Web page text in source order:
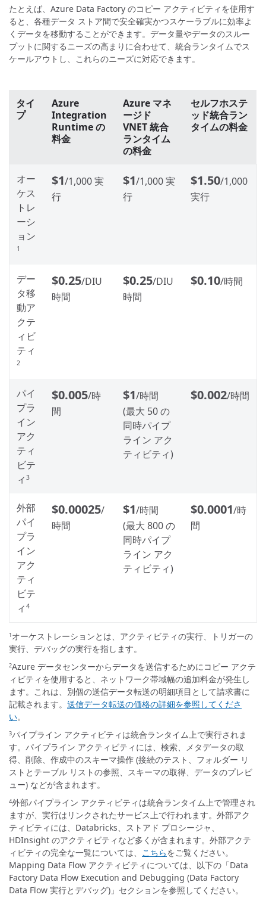
たとえば、Azure Data Factory のコピー アクティビティを使用す
ると、各種データ ストア間で安全確実かつスケーラブルに効率よ
くデータを移動することができます。データ量やデータのスルー
プットに関するニーズの高まりに合わせて、統合ランタイムでス
ケールアウトし、これらのニーズに対応できます。
タイ
プ
Azure
Integration
Runtime の
料金
Azure マネ
ージド
VNET 統合
ランタイム
の料金
セルフホステ
ッド統合ラン
タイムの料金
オー
ケス
トレ
ーシ
ョン
1
$1/1,000 実
行
$1/1,000 実
行
$1.50/1,000
実行
デー
タ移
動ア
クテ
ィビ
ティ
2
$0.25/DIU
時間
$0.25/DIU
時間
$0.10/時間
パイ
プラ
イン
アク
ティ
ビテ
ィ 3
$0.005/時
間
$1/時間
(最大 50 の
同時パイプ
ライン アク
ティビティ)
$0.002/時間
外部
パイ
プラ
イン
アク
ティ
ビテ
ィ 4
$0.00025/
時間
$1/時間
(最大 800 の
同時パイプ
ライン アク
ティビティ)
$0.0001/時
間
1オーケストレーションとは、アクティビティの実行、トリガーの
実行、デバッグの実行を指します。
2Azure データセンターからデータを送信するためにコピー アクテ
ィビティを使用すると、ネットワーク帯域幅の追加料金が発生し
ます。これは、別個の送信データ転送の明細項目として請求書に
記載されます。 送信データ転送の価格の詳細を参照してくださ
い。
3パイプライン アクティビティは統合ランタイム上で実行されま
す。パイプライン アクティビティには、検索、メタデータの取
得、削除、作成中のスキーマ操作 (接続のテスト、フォルダー リ
ストとテーブル リストの参照、スキーマの取得、データのプレビ
ュー) などが含まれます。
4外部パイプライン アクティビティは統合ランタイム上で管理され
ますが、実行はリンクされたサービス上で行われます。外部アク
ティビティには、Databricks、ストアド プロシージャ、
HDInsight のアクティビティなど多くが含まれます。外部アクテ
ィビティの完全な一覧については、 こちらをご覧ください。
Mapping Data Flow アクティビティについては、以下の「Data
Factory Data Flow Execution and Debugging (Data Factory
Data Flow 実行とデバッグ)」セクションを参照してください。